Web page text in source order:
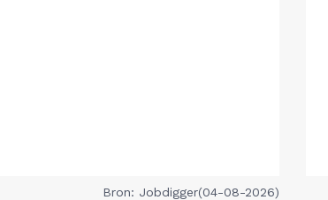
Bron: Jobdigger(04-08-2026)